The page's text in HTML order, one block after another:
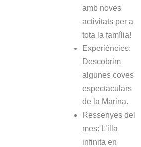
amb noves
activitats per a
tota la família!
Experiències:
Descobrim
algunes coves
espectaculars
de la Marina.
Ressenyes del
mes: L’illa
infinita en